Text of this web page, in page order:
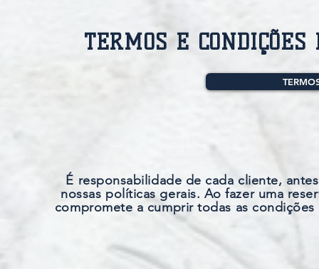
TERMOS E
É responsabilidade de cada cliente,
nossas políticas gerais. Ao fazer uma
compromete a cumprir todas as condições